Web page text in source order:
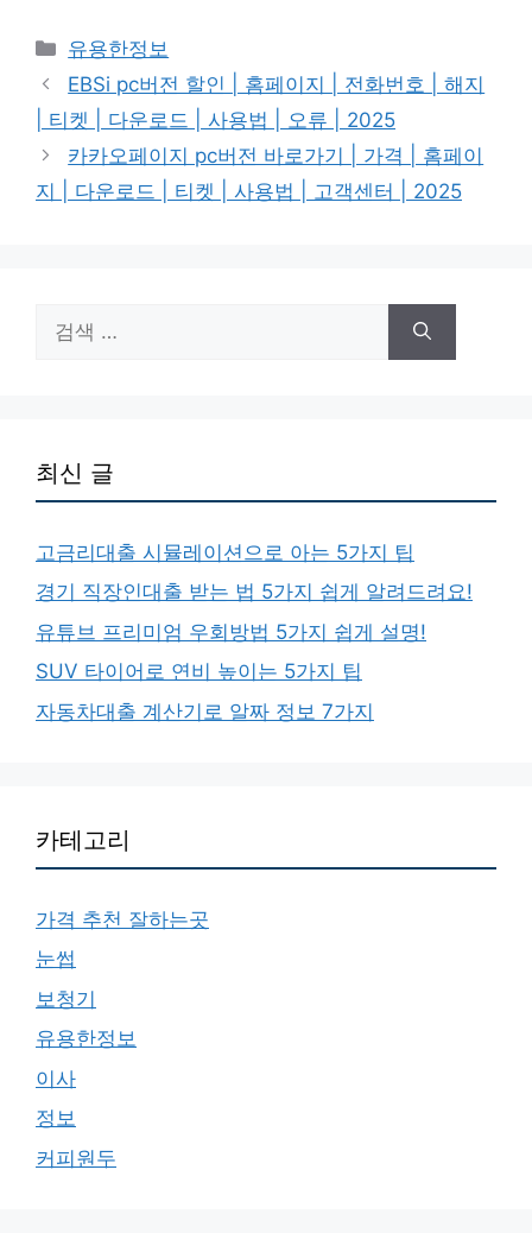
카
테
리
유용한정보
EBSi pc버전 할인 | 홈페이지 | 전화번호 | 해지
| 티켓 | 다운로드 | 사용법 | 오류 | 2025
카카오페이지 pc버전 바로가기 | 가격 | 홈페이
지 | 다운로드 | 티켓 | 사용법 | 고객센터 | 2025
색:
최신 글
고금리대출 시뮬레이션으로 아는 5가지 팁
경기 직장인대출 받는 법 5가지 쉽게 알려드려요!
유튜브 프리미엄 우회방법 5가지 쉽게 설명!
SUV 타이어로 연비 높이는 5가지 팁
자동차대출 계산기로 알짜 정보 7가지
카테고리
가격 추천 잘하는곳
눈썹
보청기
유용한정보
이사
정보
커피원두